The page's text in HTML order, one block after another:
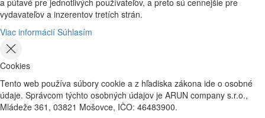
a pútavé pre jednotlivých používateľov, a preto sú cennejšie pre
vydavateľov a inzerentov tretích strán.
Viac informácií Súhlasím
Cookies
Tento web používa súbory cookie a z hľadiska zákona ide o osobné
údaje. Správcom týchto osobných údajov je ARUN company s.r.o.,
Mládeže 361, 03821 Mošovce, IČO: 46483900.